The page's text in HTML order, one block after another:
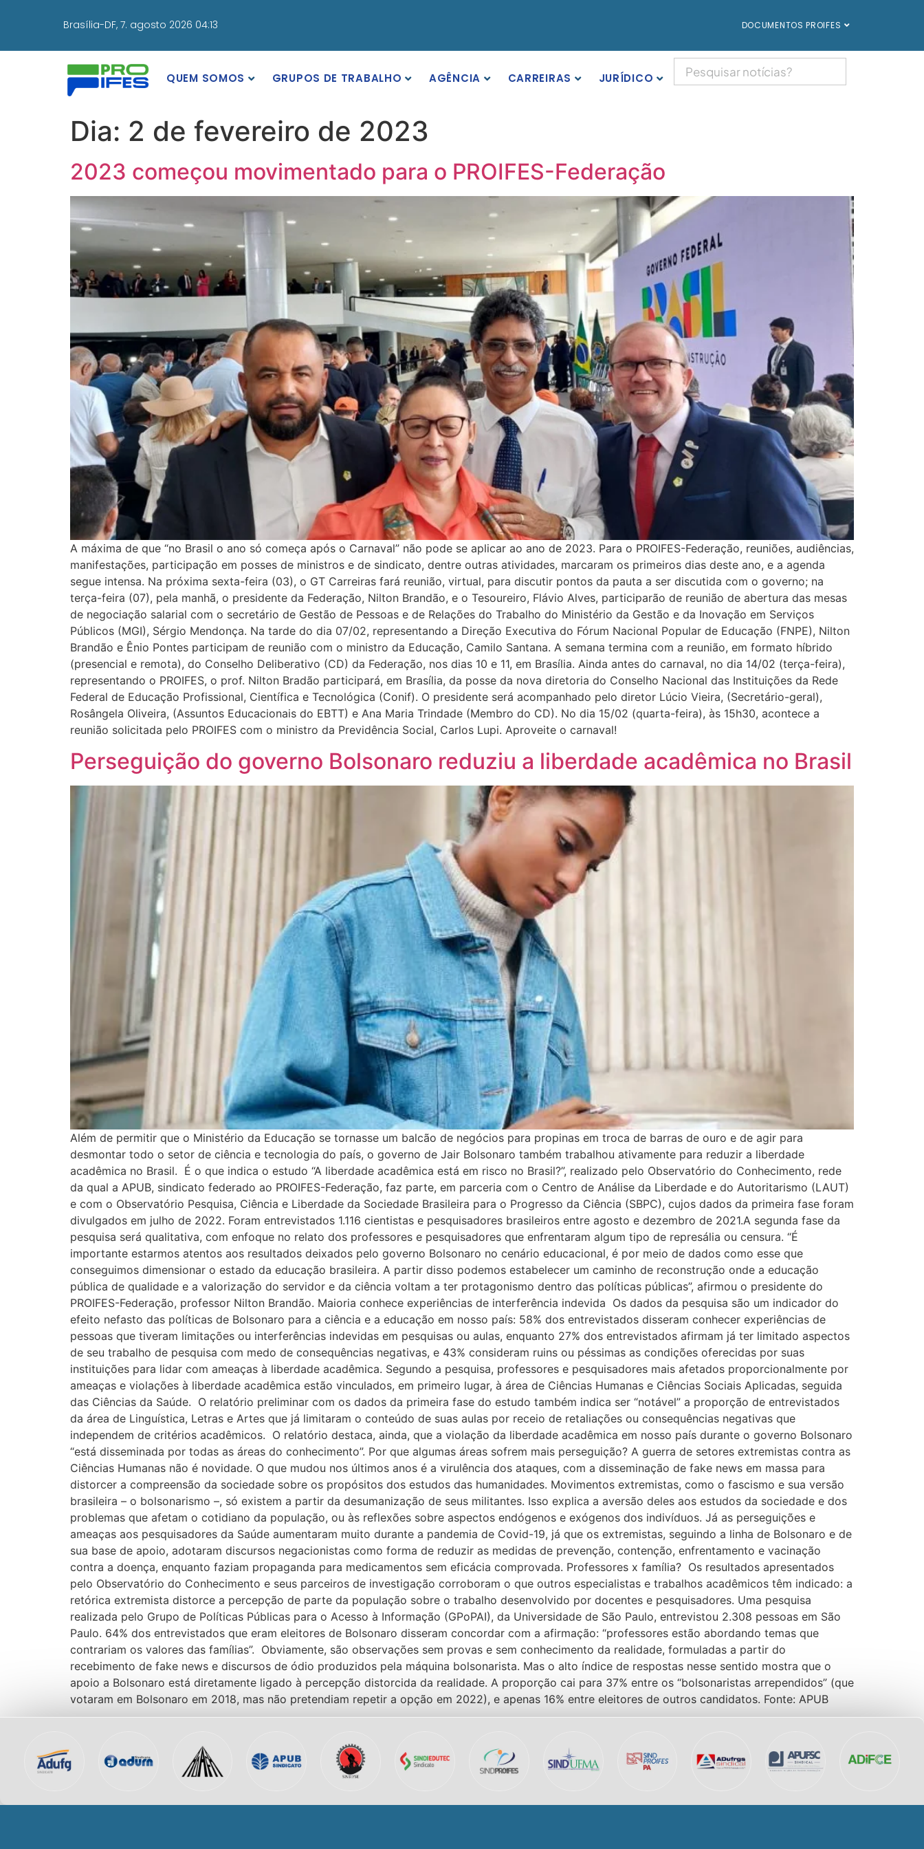
Brasília-DF, 7. agosto 2026 04:13 DOCUMENTOS PROIFES
QUEM SOMOS GRUPOS DE TRABALHO AGÊNCIA CARREIRAS JURÍDICO
Dia: 2 de fevereiro de 2023
2023 começou movimentado para o PROIFES-Federação
A máxima de que “no Brasil o ano só começa após o Carnaval” não pode se aplicar ao ano de 2023. Para o PROIFES-Federação, reuniões, audiências,
manifestações, participação em posses de ministros e de sindicato, dentre outras atividades, marcaram os primeiros dias deste ano, e a agenda
segue intensa. Na próxima sexta-feira (03), o GT Carreiras fará reunião, virtual, para discutir pontos da pauta a ser discutida com o governo; na
terça-feira (07), pela manhã, o presidente da Federação, Nilton Brandão, e o Tesoureiro, Flávio Alves, participarão de reunião de abertura das mesas
de negociação salarial com o secretário de Gestão de Pessoas e de Relações do Trabalho do Ministério da Gestão e da Inovação em Serviços
Públicos (MGI), Sérgio Mendonça. Na tarde do dia 07/02, representando a Direção Executiva do Fórum Nacional Popular de Educação (FNPE), Nilton
Brandão e Ênio Pontes participam de reunião com o ministro da Educação, Camilo Santana. A semana termina com a reunião, em formato híbrido
(presencial e remota), do Conselho Deliberativo (CD) da Federação, nos dias 10 e 11, em Brasília. Ainda antes do carnaval, no dia 14/02 (terça-feira),
representando o PROIFES, o prof. Nilton Bradão participará, em Brasília, da posse da nova diretoria do Conselho Nacional das Instituições da Rede
Federal de Educação Profissional, Científica e Tecnológica (Conif). O presidente será acompanhado pelo diretor Lúcio Vieira, (Secretário-geral),
Rosângela Oliveira, (Assuntos Educacionais do EBTT) e Ana Maria Trindade (Membro do CD). No dia 15/02 (quarta-feira), às 15h30, acontece a
reunião solicitada pelo PROIFES com o ministro da Previdência Social, Carlos Lupi. Aproveite o carnaval!
Perseguição do governo Bolsonaro reduziu a liberdade acadêmica no Brasil
Além de permitir que o Ministério da Educação se tornasse um balcão de negócios para propinas em troca de barras de ouro e de agir para
desmontar todo o setor de ciência e tecnologia do país, o governo de Jair Bolsonaro também trabalhou ativamente para reduzir a liberdade
acadêmica no Brasil. É o que indica o estudo “A liberdade acadêmica está em risco no Brasil?”, realizado pelo Observatório do Conhecimento, rede
da qual a APUB, sindicato federado ao PROIFES-Federação, faz parte, em parceria com o Centro de Análise da Liberdade e do Autoritarismo (LAUT)
e com o Observatório Pesquisa, Ciência e Liberdade da Sociedade Brasileira para o Progresso da Ciência (SBPC), cujos dados da primeira fase foram
divulgados em julho de 2022. Foram entrevistados 1.116 cientistas e pesquisadores brasileiros entre agosto e dezembro de 2021.A segunda fase da
pesquisa será qualitativa, com enfoque no relato dos professores e pesquisadores que enfrentaram algum tipo de represália ou censura. “É
importante estarmos atentos aos resultados deixados pelo governo Bolsonaro no cenário educacional, é por meio de dados como esse que
conseguimos dimensionar o estado da educação brasileira. A partir disso podemos estabelecer um caminho de reconstrução onde a educação
pública de qualidade e a valorização do servidor e da ciência voltam a ter protagonismo dentro das políticas públicas”, afirmou o presidente do
PROIFES-Federação, professor Nilton Brandão. Maioria conhece experiências de interferência indevida Os dados da pesquisa são um indicador do
efeito nefasto das políticas de Bolsonaro para a ciência e a educação em nosso país: 58% dos entrevistados disseram conhecer experiências de
pessoas que tiveram limitações ou interferências indevidas em pesquisas ou aulas, enquanto 27% dos entrevistados afirmam já ter limitado aspectos
de seu trabalho de pesquisa com medo de consequências negativas, e 43% consideram ruins ou péssimas as condições oferecidas por suas
instituições para lidar com ameaças à liberdade acadêmica. Segundo a pesquisa, professores e pesquisadores mais afetados proporcionalmente por
ameaças e violações à liberdade acadêmica estão vinculados, em primeiro lugar, à área de Ciências Humanas e Ciências Sociais Aplicadas, seguida
das Ciências da Saúde. O relatório preliminar com os dados da primeira fase do estudo também indica ser “notável” a proporção de entrevistados
da área de Linguística, Letras e Artes que já limitaram o conteúdo de suas aulas por receio de retaliações ou consequências negativas que
independem de critérios acadêmicos. O relatório destaca, ainda, que a violação da liberdade acadêmica em nosso país durante o governo Bolsonaro
“está disseminada por todas as áreas do conhecimento”. Por que algumas áreas sofrem mais perseguição? A guerra de setores extremistas contra as
Ciências Humanas não é novidade. O que mudou nos últimos anos é a virulência dos ataques, com a disseminação de fake news em massa para
distorcer a compreensão da sociedade sobre os propósitos dos estudos das humanidades. Movimentos extremistas, como o fascismo e sua versão
brasileira – o bolsonarismo –, só existem a partir da desumanização de seus militantes. Isso explica a aversão deles aos estudos da sociedade e dos
problemas que afetam o cotidiano da população, ou às reflexões sobre aspectos endógenos e exógenos dos indivíduos. Já as perseguições e
ameaças aos pesquisadores da Saúde aumentaram muito durante a pandemia de Covid-19, já que os extremistas, seguindo a linha de Bolsonaro e de
sua base de apoio, adotaram discursos negacionistas como forma de reduzir as medidas de prevenção, contenção, enfrentamento e vacinação
contra a doença, enquanto faziam propaganda para medicamentos sem eficácia comprovada. Professores x família? Os resultados apresentados
pelo Observatório do Conhecimento e seus parceiros de investigação corroboram o que outros especialistas e trabalhos acadêmicos têm indicado: a
retórica extremista distorce a percepção de parte da população sobre o trabalho desenvolvido por docentes e pesquisadores. Uma pesquisa
realizada pelo Grupo de Políticas Públicas para o Acesso à Informação (GPoPAI), da Universidade de São Paulo, entrevistou 2.308 pessoas em São
Paulo. 64% dos entrevistados que eram eleitores de Bolsonaro disseram concordar com a afirmação: “professores estão abordando temas que
contrariam os valores das famílias”. Obviamente, são observações sem provas e sem conhecimento da realidade, formuladas a partir do
recebimento de fake news e discursos de ódio produzidos pela máquina bolsonarista. Mas o alto índice de respostas nesse sentido mostra que o
apoio a Bolsonaro está diretamente ligado à percepção distorcida da realidade. A proporção cai para 37% entre os “bolsonaristas arrependidos” (que
votaram em Bolsonaro em 2018, mas não pretendiam repetir a opção em 2022), e apenas 16% entre eleitores de outros candidatos. Fonte: APUB